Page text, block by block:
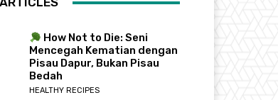
How Not to Die: Seni
Mencegah Kematian dengan
Pisau Dapur, Bukan Pisau
Bedah
HEALTHY RECIPES